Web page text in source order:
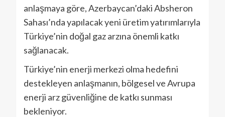
anlaşmaya göre, Azerbaycan’daki Absheron
Sahası’nda yapılacak yeni üretim yatırımlarıyla
Türkiye’nin doğal gaz arzına önemli katkı
sağlanacak.
Türkiye’nin enerji merkezi olma hedefini
destekleyen anlaşmanın, bölgesel ve Avrupa
enerji arz güvenliğine de katkı sunması
bekleniyor.